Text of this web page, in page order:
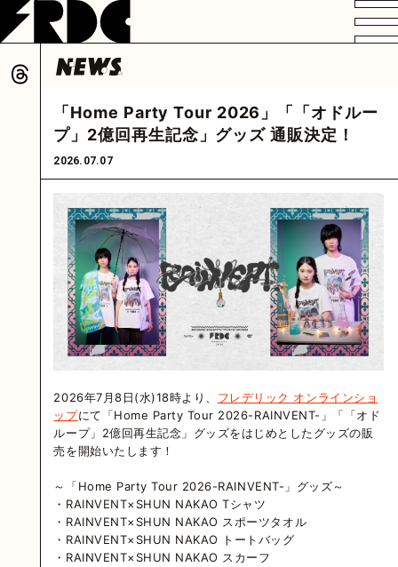
VIDEO
DISCOGRAPHY
GOODS FAN CLUB
HOME
「Home Party Tour 2026」「「オドルー
プ」2億回再生記念」グッズ 通販決定！
2026.07.07
2026年7月8日(水)18時より、 フレデリック オンラインショ
ップにて「Home Party Tour 2026-RAINVENT-」「「オド
ループ」2億回再生記念」グッズをはじめとしたグッズの販
売を開始いたします！
～「Home Party Tour 2026-RAINVENT-」グッズ～
・RAINVENT×SHUN NAKAO Tシャツ
・RAINVENT×SHUN NAKAO スポーツタオル
・RAINVENT×SHUN NAKAO トートバッグ
・RAINVENT×SHUN NAKAO スカーフ